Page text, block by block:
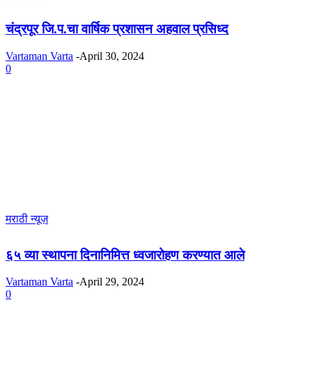
चंद्रपूर जि.प.चा वार्षिक प्रशासन अहवाल प्रसिध्द
Vartaman Varta -April 30, 2024
0
मराठी न्यूज़
६५ व्या स्थापना दिनानिमित्त ध्वजारोहण करण्यात आले
Vartaman Varta -April 29, 2024
0